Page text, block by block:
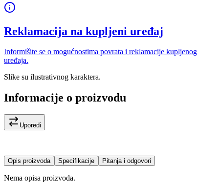
Reklamacija na kupljeni uređaj
Informišite se o mogućnostima povrata i reklamacije kupljenog
uređaja.
Slike su ilustrativnog karaktera.
Informacije o proizvodu
Uporedi
Opis proizvoda Specifikacije Pitanja i odgovori
Nema opisa proizvoda.